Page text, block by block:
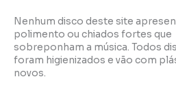
Nenhum disco deste site
polimento ou chiados fortes que
sobreponham a música. Todos
foram higienizados e vão com
novos.